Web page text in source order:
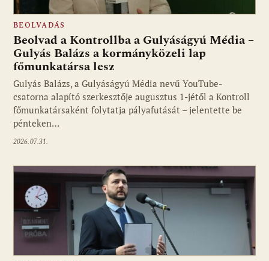
BEOLVADÁS
Beolvad a Kontrollba a Gulyáságyú Média –
Gulyás Balázs a kormányközeli lap
főmunkatársa lesz
Gulyás Balázs, a Gulyáságyú Média nevű YouTube-
csatorna alapító szerkesztője augusztus 1-jétől a Kontroll
főmunkatársaként folytatja pályafutását – jelentette be
pénteken…
2026.07.31.